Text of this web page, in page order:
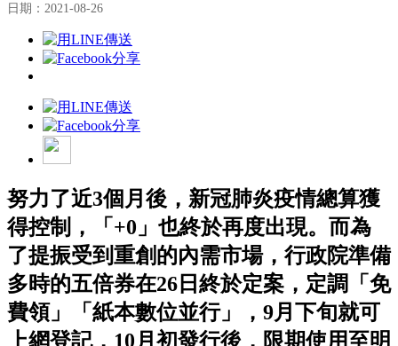
日期：2021-08-26
努力了近3個月後，新冠肺炎疫情總算獲
得控制，「+0」也終於再度出現。而為
了提振受到重創的內需市場，行政院準備
多時的五倍券在26日終於定案，定調「免
費領」「紙本數位並行」，9月下旬就可
上網登記，10月初發行後，限期使用至明